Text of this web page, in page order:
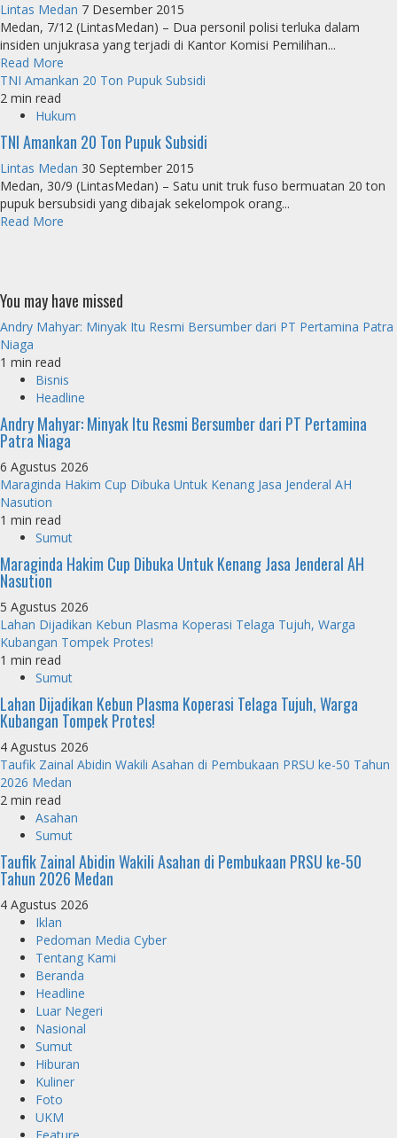
Lintas Medan 7 Desember 2015
Medan, 7/12 (LintasMedan) – Dua personil polisi terluka dalam
insiden unjukrasa yang terjadi di Kantor Komisi Pemilihan...
Read More
TNI Amankan 20 Ton Pupuk Subsidi
2 min read
Hukum
TNI Amankan 20 Ton Pupuk Subsidi
Lintas Medan 30 September 2015
Medan, 30/9 (LintasMedan) – Satu unit truk fuso bermuatan 20 ton
pupuk bersubsidi yang dibajak sekelompok orang...
Read More
You may have missed
Andry Mahyar: Minyak Itu Resmi Bersumber dari PT Pertamina Patra
Niaga
1 min read
Bisnis
Headline
Andry Mahyar: Minyak Itu Resmi Bersumber dari PT Pertamina
Patra Niaga
6 Agustus 2026
Maraginda Hakim Cup Dibuka Untuk Kenang Jasa Jenderal AH
Nasution
1 min read
Sumut
Maraginda Hakim Cup Dibuka Untuk Kenang Jasa Jenderal AH
Nasution
5 Agustus 2026
Lahan Dijadikan Kebun Plasma Koperasi Telaga Tujuh, Warga
Kubangan Tompek Protes!
1 min read
Sumut
Lahan Dijadikan Kebun Plasma Koperasi Telaga Tujuh, Warga
Kubangan Tompek Protes!
4 Agustus 2026
Taufik Zainal Abidin Wakili Asahan di Pembukaan PRSU ke-50 Tahun
2026 Medan
2 min read
Asahan
Sumut
Taufik Zainal Abidin Wakili Asahan di Pembukaan PRSU ke-50
Tahun 2026 Medan
4 Agustus 2026
Iklan
Pedoman Media Cyber
Tentang Kami
Beranda
Headline
Luar Negeri
Nasional
Sumut
Hiburan
Kuliner
Foto
UKM